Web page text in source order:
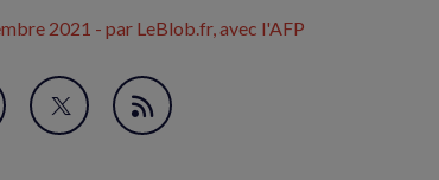
2021 - par LeBlob.fr, avec l'AFP
Partager
Flux